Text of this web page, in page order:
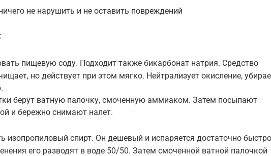
не нарушить и не оставить повреждений
пищевую соду. Подходит также бикарбонат натрия. Средство
но действует при этом мягко. Нейтрализует окисление,
берут ватную палочку, смоченную аммиаком. Затем посыпают
и бережно снимают налет.
изопропиловый спирт. Он дешевый и испаряется достаточно
его разводят в воде 50/50. Затем смоченной ватной палочкой